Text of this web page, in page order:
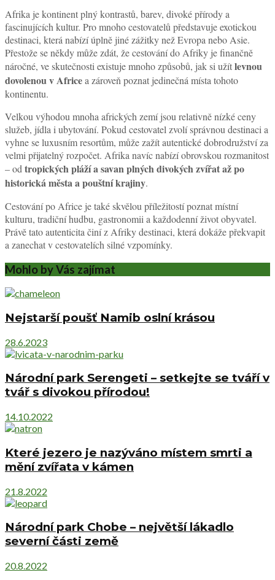
Afrika je kontinent plný kontrastů, barev, divoké přírody a
fascinujících kultur. Pro mnoho cestovatelů představuje exotickou
destinaci, která nabízí úplně jiné zážitky než Evropa nebo Asie.
Přestože se někdy může zdát, že cestování do Afriky je finančně
náročné, ve skutečnosti existuje mnoho způsobů, jak si užítlevnou
dovolenou v Africea zároveň poznat jedinečná místa tohoto
kontinentu.
Velkou výhodou mnoha afrických zemí jsou relativně nízké ceny
služeb, jídla i ubytování. Pokud cestovatel zvolí správnou destinaci a
vyhne se luxusním resortům, může zažít autentické dobrodružství za
velmi přijatelný rozpočet. Afrika navíc nabízí obrovskou rozmanitost
– od tropických pláží a savan plných divokých zvířat až po
historická města a pouštní krajiny.
Cestování po Africe je také skvělou příležitostí poznat místní
kulturu, tradiční hudbu, gastronomii a každodenní život obyvatel.
Právě tato autenticita činí z Afriky destinaci, která dokáže překvapit
a zanechat v cestovatelích silné vzpomínky.
Mohlo by Vás zajímat
Nejstarší poušť Namib oslní krásou
28.6.2023
Národní park Serengeti – setkejte se tváří v
tvář s divokou přírodou!
14.10.2022
Které jezero je nazýváno místem smrti a
mění zvířata v kámen
21.8.2022
Národní park Chobe – největší lákadlo
severní části země
20.8.2022